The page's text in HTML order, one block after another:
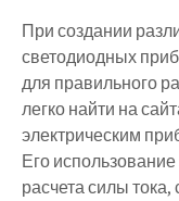
При создании
светодиодных
для правильного
легко найти на
электрическим
Его
расчета силы